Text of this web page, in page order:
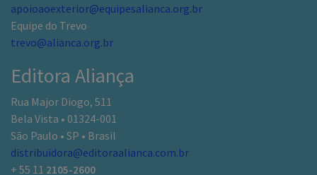
apoioaoexterior@equipesalianca.org.br
Equipe do Trevo
trevo@alianca.org.br
Editora Aliança
Rua Major Diogo, 511
Bela Vista • 01324-001
São Paulo • SP • Brasil
distribuidora@editoraalianca.com.br
+ 55 11 2105-2600